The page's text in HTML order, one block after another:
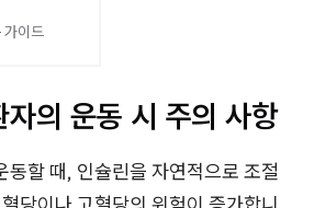
가이드
의 운동 시 주의 사항
동할 때, 인슐린을 자연적으로 조절